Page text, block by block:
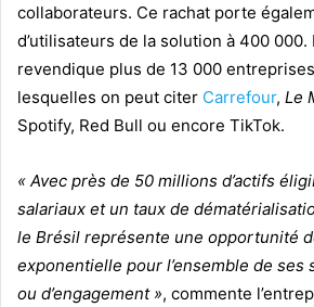
collaborateurs. Ce rachat porte
d’utilisateurs de la solution à 400
revendique plus de 13 000
lesquelles on peut citer Carrefour, Le
Spotify, Red Bull ou encore TikTok.
« Avec près de 50 millions d’actifs
salariaux et un taux de
le Brésil représente une opportunité
exponentielle pour l’ensemble de ses
ou d’engagement », commente